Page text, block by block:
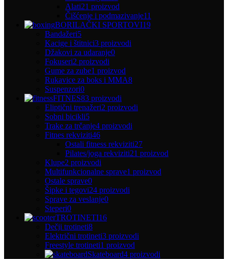
Alati21 proizvod
Čišćenje i podmazivanje11
BORILAČKI SPORTOVI19
Bandažeri5
Kacige i štitnici3 proizvodi
Džakovi za udaranje0
Fokuseri2 proizvodi
Gume za zube1 proizvod
Rukavice za boks i MMA8
Suspenzori0
FITNES83 proizvodi
Eliptični trenažeri2 proizvodi
Sobni bicikli5
Trake za trčanje4 proizvodi
Fitnes rekviziti46
Ostali fitness rekviziti27
Pilates/joga rekviziti21 proizvod
Klupe2 proizvodi
Multifunkcionalne sprave1 proizvod
Ostale sprave0
Šipke i tegovi24 proizvodi
Sprave za veslanje0
Steperi0
TROTINETI16
Dečji trotineti8
Električni trotineti3 proizvodi
Freestyle trotineti1 proizvod
Skateboard4 proizvodi